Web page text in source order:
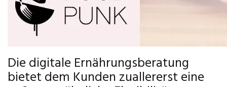
Die digitale Ernährungsberatung
bietet dem Kunden zuallererst eine